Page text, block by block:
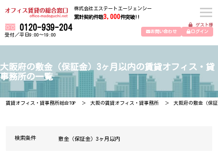
株式会社エステートエージェンシー
累計契約件数3,000件突破!!
0120-939-204
受付／平日9:00～19:00
ゲスト様
お問い合わせ
ログイン
大阪府の敷金（保証金）3ヶ月以内の賃貸オフィス・貸
事務所の一覧
賃貸オフィス・貸事務所総合TOP 大阪の賃貸オフィス・貸事務所 大阪府の敷金（保
検索条件 敷金（保証金）3ヶ月以内